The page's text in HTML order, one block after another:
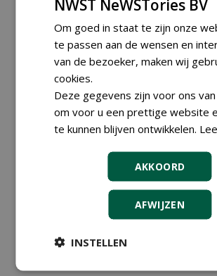
Landelijke
Boomkwekerij op 9
2026
vrijdag 9 oktober 2026
NWST NeWSTories BV
Om goed in staat te zijn onze
te passen aan de wensen en
van de bezoeker, maken wij
cookies.
Deze gegevens zijn voor ons
om voor u een prettige website
te kunnen blijven ontwikkelen.
AKKOORD
AFWIJZEN
INSTELLEN